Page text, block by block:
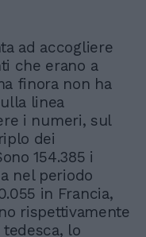
ad accogliere
che erano a
finora non ha
linea
i numeri, sul
dei
154.385 i
nel periodo
in Francia,
rispettivamente
tedesca, lo